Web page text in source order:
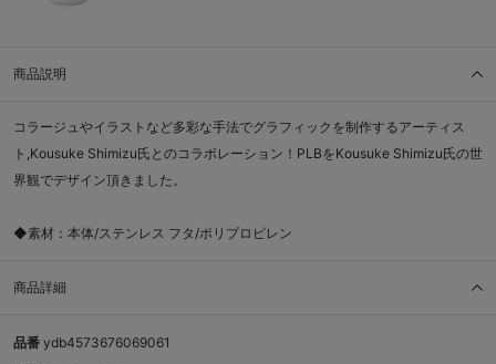
商品説明
コラージュやイラストなど多彩な手法でグラフィックを制作するアーティス
ト,Kousuke Shimizu氏とのコラボレーション！PLBをKousuke Shimizu氏の世
界観でデザイン頂きました。
◆素材：本体/ステンレス フタ/ポリプロピレン
商品詳細
品番 ydb4573676069061